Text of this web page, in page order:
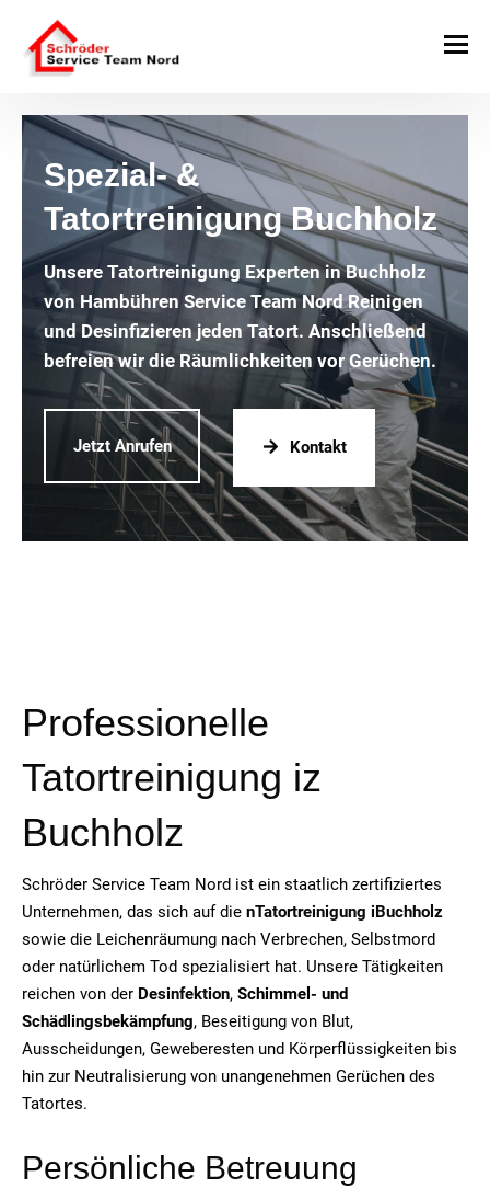
Spezial- &
Tatortreinigung Buchholz
Unsere Tatortreinigung Experten in Buchholz
von Hambühren Service Team Nord Reinigen
und Desinfizieren jeden Tatort. Anschließend
befreien wir die Räumlichkeiten vor Gerüchen.
Jetzt Anrufen Kontakt
Professionelle
Tatortreinigung iz
Buchholz
Schröder Service Team Nord ist ein staatlich zertifiziertes
Unternehmen, das sich auf die nTatortreinigung i Buchholz
sowie die Leichenräumung nach Verbrechen, Selbstmord
oder natürlichem Tod spezialisiert hat. Unsere Tätigkeiten
reichen von der Desinfektion, Schimmel- und
Schädlingsbekämpfung, Beseitigung von Blut,
Ausscheidungen, Geweberesten und Körperflüssigkeiten bis
hin zur Neutralisierung von unangenehmen Gerüchen des
Tatortes.
Persönliche Betreuung